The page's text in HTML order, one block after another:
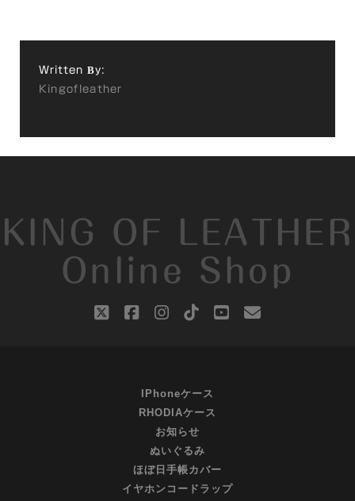
Written By:
Kingofleather
KING OF LEATHER
Online Shop
twitterfacebookinstagram
tiktokyoutube
email
IPhoneケース
RHODIAケース
お知らせ
ぬいぐるみ
ほぼ日手帳カバー
イヤホンコードラップ